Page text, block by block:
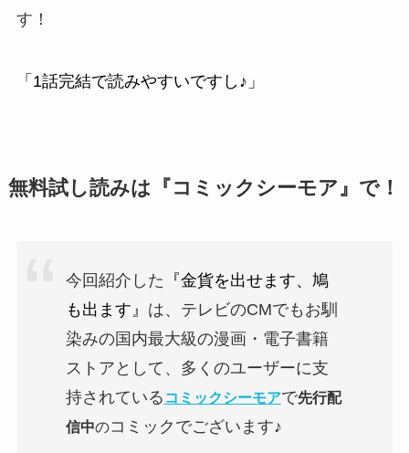
す！
「1話完結で読みやすいですし♪」
無料試し読みは『コミックシーモア』で！
今回紹介した 『金貨を出せます、鳩
も出ます』 は、テレビのCMでもお馴
染みの国内最大級の漫画・電子書籍
ストアとして、多くのユーザーに支
持されている コミックシーモアで先行配
信中のコミックでございます♪